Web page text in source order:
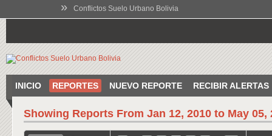
» Conflictos Suelo Urbano Bolivia
INICIO REPORTES NUEVO REPORTE RECIBIR ALERTAS
Showing Reports From Jan 12, 2010 to May 05,